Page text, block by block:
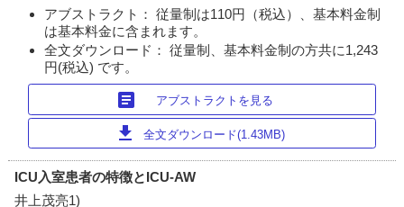
アブストラクト： 従量制は110円（税込）、基本料金制
は基本料金に含まれます。
全文ダウンロード： 従量制、基本料金制の方共に1,243
円(税込) です。
article アブストラクトを見る
download 全文ダウンロード(1.43MB)
ICU入室患者の特徴とICU-AW
井上茂亮1)